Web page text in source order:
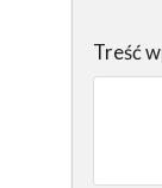
Treść